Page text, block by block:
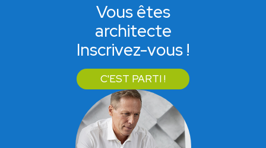
Vous êtes
architecte
Inscrivez-vous !
C'EST PARTI !